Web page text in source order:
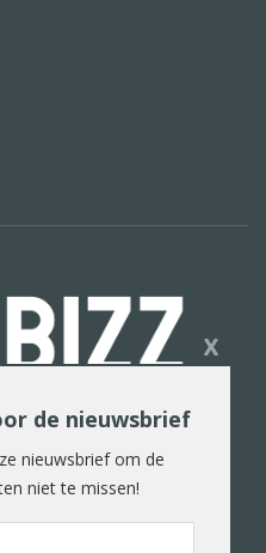
en beeld
X
de nieuwsbrief
nieuwsbrief om de
niet te missen!